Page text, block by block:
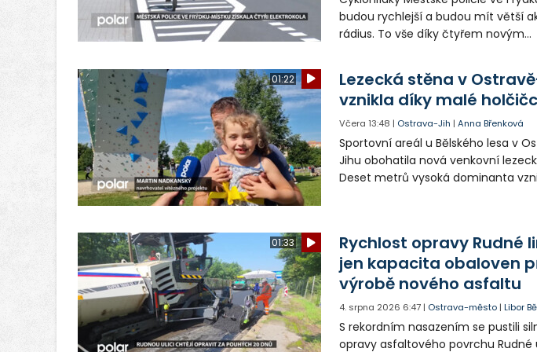
budou rychlejší a budou mít větší
rádius. To vše díky čtyřem novým
01:22
Lezecká stěna v
vznikla díky malé
Včera 13:48 | Ostrava-Jih |Anna Břenková
Sportovní areál u Bělského lesa v
Jihu obohatila nová venkovní
Deset metrů vysoká dominanta
01:33
Rychlost opravy Rudné
jen kapacita obaloven
výrobě nového asfaltu
4. srpna 2026 6:47 | Ostrava-město |Libor
S rekordním nasazením se pustili
opravy asfaltového povrchu Rudné